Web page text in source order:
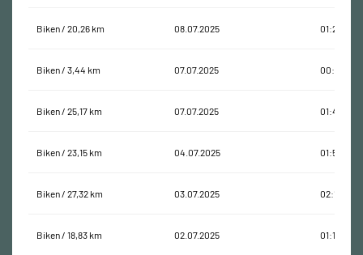
Biken / 20,26 km 08.07.2025 01:26:03
Biken / 3,44 km 07.07.2025 00:42:59
Biken / 25,17 km 07.07.2025 01:42:10
Biken / 23,15 km 04.07.2025 01:55:45
Biken / 27,32 km 03.07.2025 02:12:56
Biken / 18,83 km 02.07.2025 01:12:52